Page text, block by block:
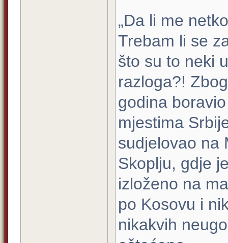
„Da li me
Trebam li se
što su to neki
razloga?!
godina
mjestima
sudjelovao na
Skoplju, gdje
izloženo na
po Kosovu i
nikakvih